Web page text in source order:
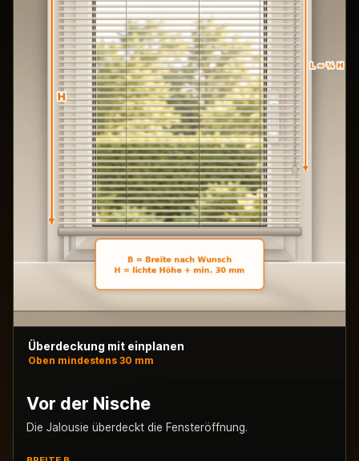
Überdeckung mit einplanen
Oben mindestens 30 mm
Vor der Nische
Die Jalousie überdeckt die Fensteröffnung.